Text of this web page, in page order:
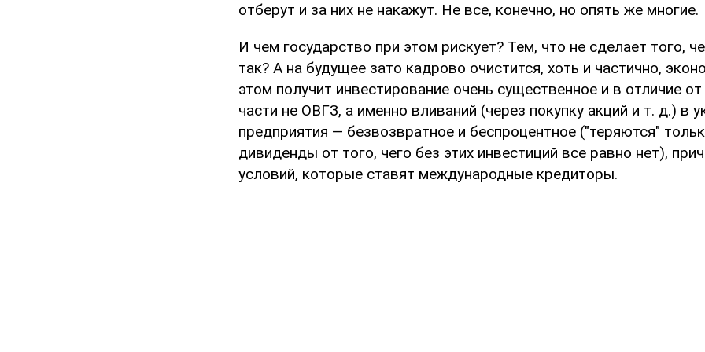
отберут и за них не накажут. Не все, конечно, но опять же многие.
И чем государство при этом рискует? Тем, что не сделает того,
так? А на будущее зато кадрово очистится, хоть и частично,
этом получит инвестирование очень существенное и в отличие
части не ОВГЗ, а именно вливаний (через покупку акций и т. д.) в
предприятия — безвозвратное и беспроцентное ("теряются"
дивиденды от того, чего без этих инвестиций все равно нет),
условий, которые ставят международные кредиторы.